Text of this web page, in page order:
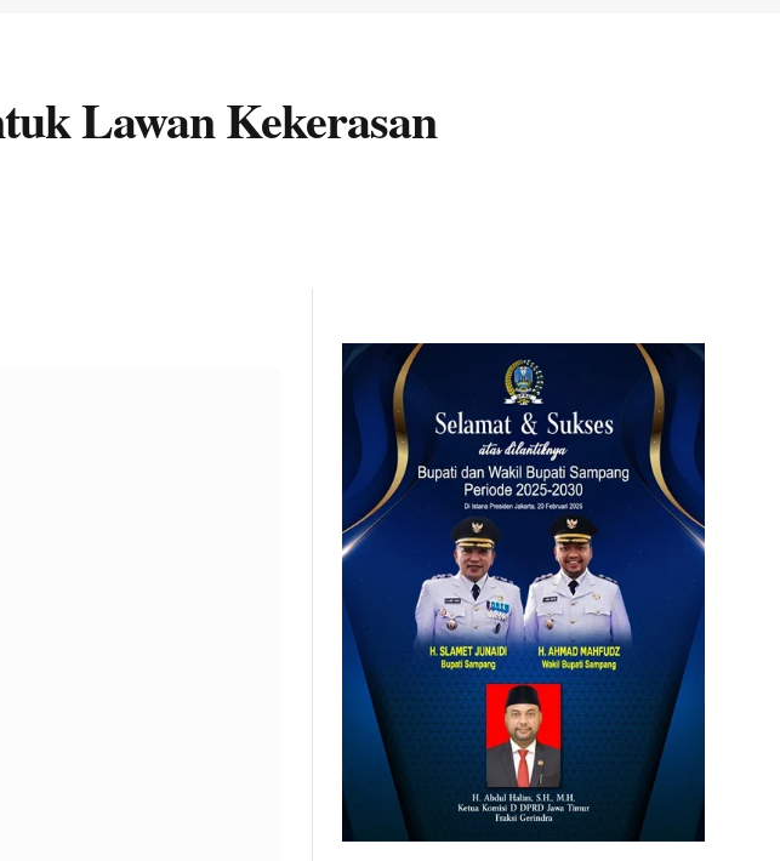
Lawan Kekerasan